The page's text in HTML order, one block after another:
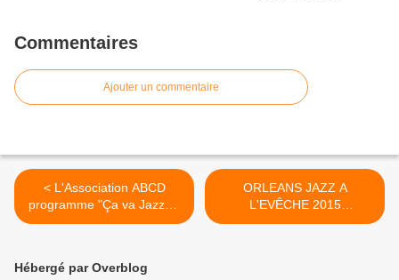
Commentaires
Ajouter un commentaire
< L'Association ABCD
programme "Ça va Jazzer"
avec Jean-Claude Laudat
ORLEANS JAZZ A
L'EVÊCHE 2015
Conférence de presse
Hébergé par Overblog